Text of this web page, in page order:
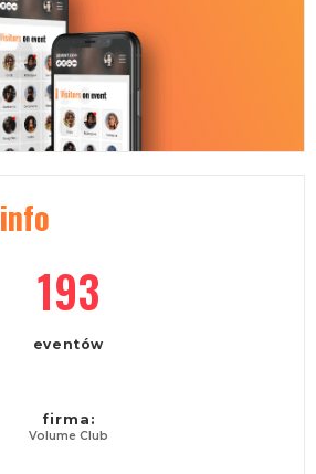
info
193
eventów
firma:
Volume Club